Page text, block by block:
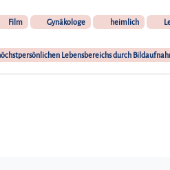
Film Gynäkologe heimlich
Lebensbereichs durch